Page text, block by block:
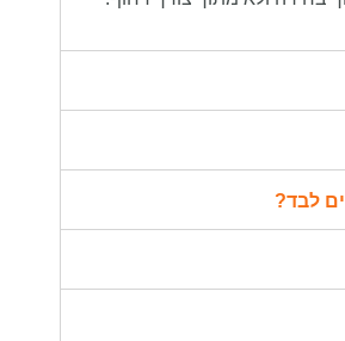
לבד?